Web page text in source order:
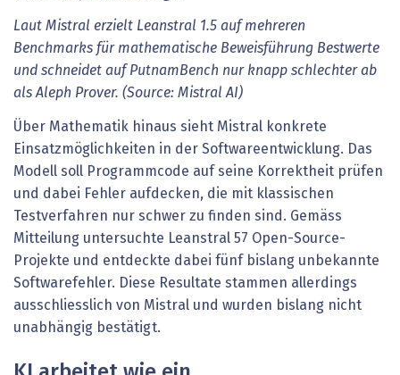
Laut Mistral erzielt Leanstral 1.5 auf mehreren
Benchmarks für mathematische Beweisführung Bestwerte
und schneidet auf PutnamBench nur knapp schlechter ab
als Aleph Prover. (Source: Mistral AI)
Über Mathematik hinaus sieht Mistral konkrete
Einsatzmöglichkeiten in der Softwareentwicklung. Das
Modell soll Programmcode auf seine Korrektheit prüfen
und dabei Fehler aufdecken, die mit klassischen
Testverfahren nur schwer zu finden sind. Gemäss
Mitteilung untersuchte Leanstral 57 Open-Source-
Projekte und entdeckte dabei fünf bislang unbekannte
Softwarefehler. Diese Resultate stammen allerdings
ausschliesslich von Mistral und wurden bislang nicht
unabhängig bestätigt.